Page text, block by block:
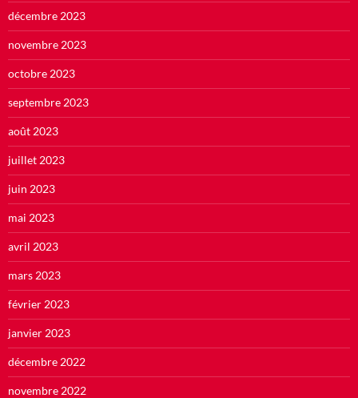
décembre 2023
novembre 2023
octobre 2023
septembre 2023
août 2023
juillet 2023
juin 2023
mai 2023
avril 2023
mars 2023
février 2023
janvier 2023
décembre 2022
novembre 2022